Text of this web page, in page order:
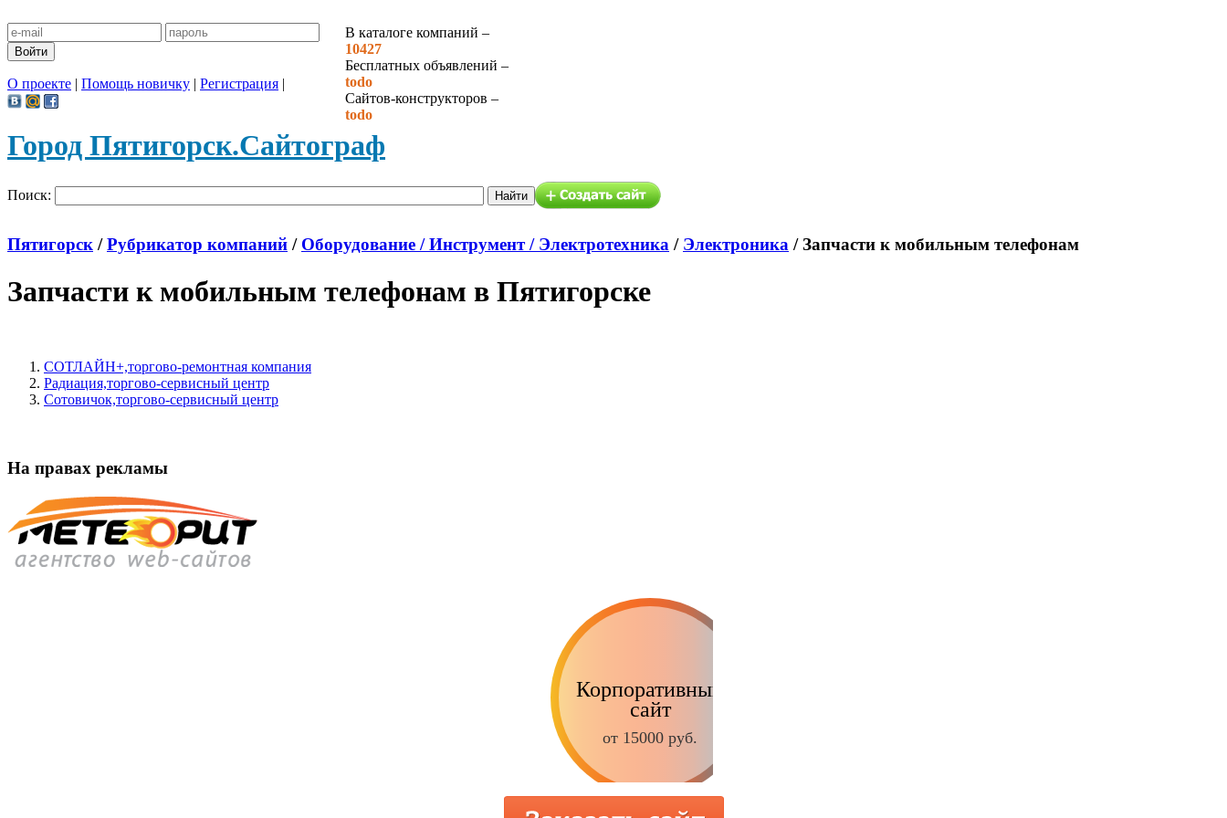
В каталоге компаний –
10427
Бесплатных объявлений –
todo
Сайтов-конструкторов –
todo
О проекте | Помощь новичку | Регистрация |
Город Пятигорск.Сайтограф
Поиск:
Пятигорск /Рубрикатор компаний / Оборудование / Инструмент / Электротехника / Электроника /Запчасти к мобильным телефонам
Запчасти к мобильным телефонам в Пятигорске
СОТЛАЙН+,торгово-ремонтная компания
Радиация,торгово-сервисный центр
Сотовичок,торгово-сервисный центр
На правах рекламы
Корпоративный
сайт
от 15000 руб.